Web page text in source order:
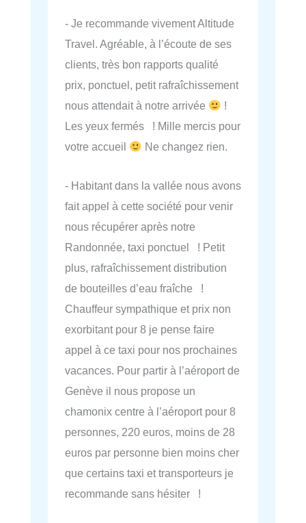
- Je recommande vivement Altitude
Travel. Agréable, à l’écoute de ses
clients, très bon rapports qualité
prix, ponctuel, petit rafraîchissement
nous attendait à notre arrivée
!
Les yeux fermés ! Mille mercis pour
votre accueil
Ne changez rien.
- Habitant dans la vallée nous avons
fait appel à cette société pour venir
nous récupérer après notre
Randonnée, taxi ponctuel ! Petit
plus, rafraîchissement distribution
de bouteilles d’eau fraîche !
Chauffeur sympathique et prix non
exorbitant pour 8 je pense faire
appel à ce taxi pour nos prochaines
vacances. Pour partir à l’aéroport de
Genève il nous propose un
chamonix centre à l’aéroport pour 8
personnes, 220 euros, moins de 28
euros par personne bien moins cher
que certains taxi et transporteurs je
recommande sans hésiter !